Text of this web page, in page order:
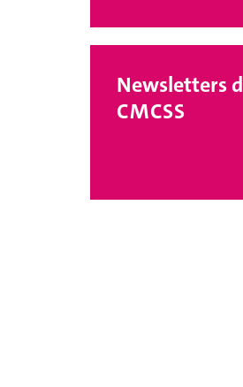
Newsletters
CMCSS